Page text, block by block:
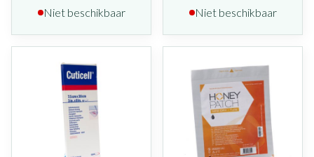
Niet beschikbaar Niet beschikbaar